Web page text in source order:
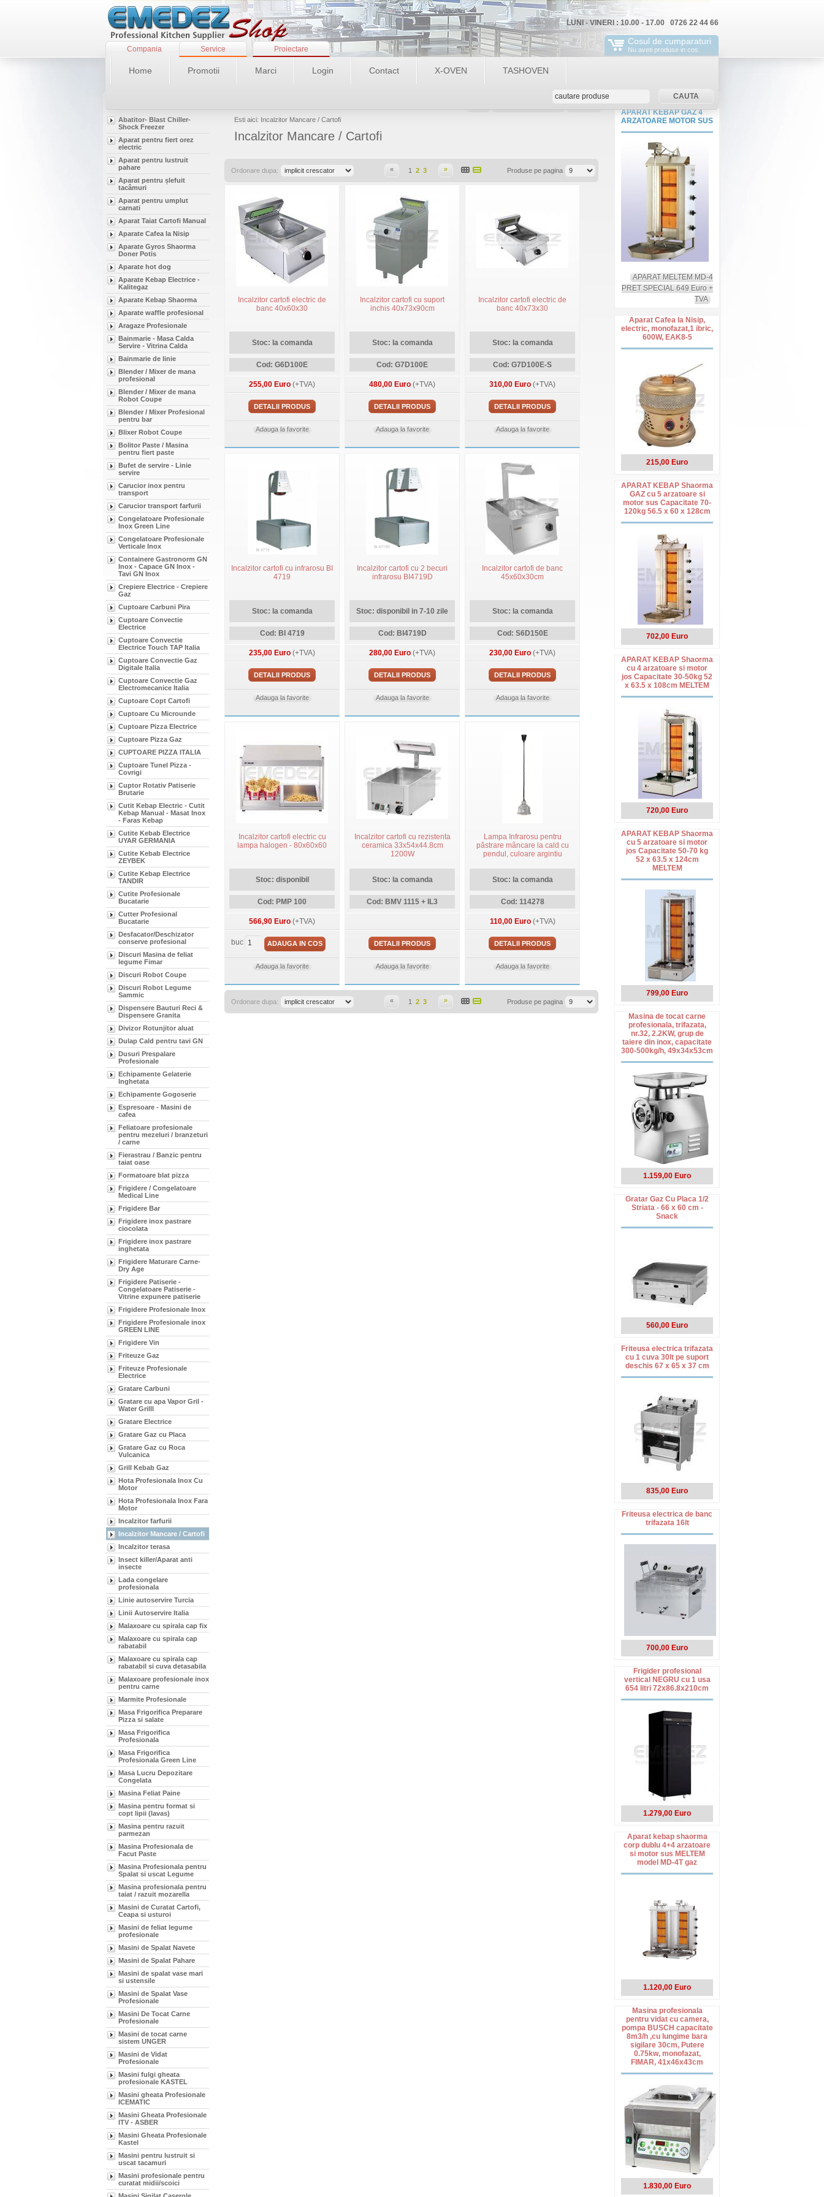
LUNI - VINERI : 10.00 - 17.00 0726 22 44 66
Cosul de cumparaturi
Nu aveti produse in cos.
Compania Service Proiectare
Home Promotii Marci Login Contact X-OVEN TASHOVEN
Abatitor- Blast Chiller-
Shock Freezer
Aparat pentru fiert orez
electric
Aparat pentru lustruit
pahare
Aparat pentru șlefuit
tacâmuri
Aparat pentru umplut
carnati
Aparat Taiat Cartofi Manual
Aparate Cafea la Nisip
Aparate Gyros Shaorma
Doner Potis
Aparate hot dog
Aparate Kebap Electrice -
Kalitegaz
Aparate Kebap Shaorma
Aparate waffle profesional
Aragaze Profesionale
Bainmarie - Masa Calda
Servire - Vitrina Calda
Bainmarie de linie
Blender / Mixer de mana
profesional
Blender / Mixer de mana
Robot Coupe
Blender / Mixer Profesional
pentru bar
Blixer Robot Coupe
Bolitor Paste / Masina
pentru fiert paste
Bufet de servire - Linie
servire
Carucior inox pentru
transport
Carucior transport farfurii
Congelatoare Profesionale
Inox Green Line
Congelatoare Profesionale
Verticale Inox
Containere Gastronorm GN
Inox - Capace GN Inox -
Tavi GN Inox
Crepiere Electrice - Crepiere
Gaz
Cuptoare Carbuni Pira
Cuptoare Convectie
Electrice
Cuptoare Convectie
Electrice Touch TAP Italia
Cuptoare Convectie Gaz
Digitale Italia
Cuptoare Convectie Gaz
Electromecanice Italia
Cuptoare Copt Cartofi
Cuptoare Cu Microunde
Cuptoare Pizza Electrice
Cuptoare Pizza Gaz
CUPTOARE PIZZA ITALIA
Cuptoare Tunel Pizza -
Covrigi
Cuptor Rotativ Patiserie
Brutarie
Cutit Kebap Electric - Cutit
Kebap Manual - Masat Inox
- Faras Kebap
Cutite Kebab Electrice
UYAR GERMANIA
Cutite Kebab Electrice
ZEYBEK
Cutite Kebap Electrice
TANDIR
Cutite Profesionale
Bucatarie
Cutter Profesional
Bucatarie
Desfacator/Deschizator
conserve profesional
Discuri Masina de feliat
legume Fimar
Discuri Robot Coupe
Discuri Robot Legume
Sammic
Dispensere Bauturi Reci &
Dispensere Granita
Divizor Rotunjitor aluat
Dulap Cald pentru tavi GN
Dusuri Prespalare
Profesionale
Echipamente Gelaterie
Inghetata
Echipamente Gogoserie
Espresoare - Masini de
cafea
Feliatoare profesionale
pentru mezeluri / branzeturi
/ carne
Fierastrau / Banzic pentru
taiat oase
Formatoare blat pizza
Frigidere / Congelatoare
Medical Line
Frigidere Bar
Frigidere inox pastrare
ciocolata
Frigidere inox pastrare
inghetata
Frigidere Maturare Carne-
Dry Age
Frigidere Patiserie -
Congelatoare Patiserie -
Vitrine expunere patiserie
Frigidere Profesionale Inox
Frigidere Profesionale inox
GREEN LINE
Frigidere Vin
Friteuze Gaz
Friteuze Profesionale
Electrice
Gratare Carbuni
Gratare cu apa Vapor Gril -
Water Grilll
Gratare Electrice
Gratare Gaz cu Placa
Gratare Gaz cu Roca
Vulcanica
Grill Kebab Gaz
Hota Profesionala Inox Cu
Motor
Hota Profesionala Inox Fara
Motor
Incalzitor farfurii
Incalzitor Mancare / Cartofi
Incalzitor terasa
Insect killer/Aparat anti
insecte
Lada congelare
profesionala
Linie autoservire Turcia
Linii Autoservire Italia
Malaxoare cu spirala cap fix
Malaxoare cu spirala cap
rabatabil
Malaxoare cu spirala cap
rabatabil si cuva detasabila
Malaxoare profesionale inox
pentru carne
Marmite Profesionale
Masa Frigorifica Preparare
Pizza si salate
Masa Frigorifica
Profesionala
Masa Frigorifica
Profesionala Green Line
Masa Lucru Depozitare
Congelata
Masina Feliat Paine
Masina pentru format si
copt lipii (lavas)
Masina pentru razuit
parmezan
Masina Profesionala de
Facut Paste
Masina Profesionala pentru
Spalat si uscat Legume
Masina profesionala pentru
taiat / razuit mozarella
Masini de Curatat Cartofi,
Ceapa si usturoi
Masini de feliat legume
profesionale
Masini de Spalat Navete
Masini de Spalat Pahare
Masini de spalat vase mari
si ustensile
Masini de Spalat Vase
Profesionale
Masini De Tocat Carne
Profesionale
Masini de tocat carne
sistem UNGER
Masini de Vidat
Profesionale
Masini fulgi gheata
profesionale KASTEL
Masini gheata Profesionale
ICEMATIC
Masini Gheata Profesionale
ITV - ASBER
Masini Gheata Profesionale
Kastel
Masini pentru lustruit si
uscat tacamuri
Masini profesionale pentru
curatat midii/scoici
Esti aici: Incalzitor Mancare / Cartofi
Incalzitor Mancare / Cartofi
Ordonare dupa: « 1 2 3 » Produse pe pagina
Incalzitor cartofi electric de
banc 40x60x30
Stoc: la comanda
Cod: G6D100E
255,00 Euro (+TVA)
DETALII PRODUS
Adauga la favorite
Incalzitor cartofi cu suport
inchis 40x73x90cm
Stoc: la comanda
Cod: G7D100E
480,00 Euro (+TVA)
DETALII PRODUS
Adauga la favorite
Incalzitor cartofi electric de
banc 40x73x30
Stoc: la comanda
Cod: G7D100E-S
310,00 Euro (+TVA)
DETALII PRODUS
Adauga la favorite
Incalzitor cartofi cu infrarosu BI
4719
Stoc: la comanda
Cod: BI 4719
235,00 Euro (+TVA)
DETALII PRODUS
Adauga la favorite
Incalzitor cartofi cu 2 becuri
infrarosu BI4719D
Stoc: disponibil in 7-10 zile
Cod: BI4719D
280,00 Euro (+TVA)
DETALII PRODUS
Adauga la favorite
Incalzitor cartofi de banc
45x60x30cm
Stoc: la comanda
Cod: S6D150E
230,00 Euro (+TVA)
DETALII PRODUS
Adauga la favorite
Incalzitor cartofi electric cu
lampa halogen - 80x60x60
Stoc: disponibil
Cod: PMP 100
566,90 Euro (+TVA)
buc ADAUGA IN COS
Adauga la favorite
Incalzitor cartofi cu rezistenta
ceramica 33x54x44.8cm
1200W
Stoc: la comanda
Cod: BMV 1115 + IL3
DETALII PRODUS
Adauga la favorite
Lampa Infrarosu pentru
păstrare mâncare la cald cu
pendul, culoare argintiu
Stoc: la comanda
Cod: 114278
110,00 Euro(+TVA)
DETALII PRODUS
Adauga la favorite
Ordonare dupa: « 1 2 3 » Produse pe pagina
APARAT KEBAP GAZ 4
ARZATOARE MOTOR SUS
APARAT MELTEM MD-4
PRET SPECIAL 649 Euro +
TVA
Aparat Cafea la Nisip,
electric, monofazat,1 ibric,
600W, EAK8-5
215,00 Euro
APARAT KEBAP Shaorma
GAZ cu 5 arzatoare si
motor sus Capacitate 70-
120kg 56.5 x 60 x 128cm
702,00 Euro
APARAT KEBAP Shaorma
cu 4 arzatoare si motor
jos Capacitate 30-50kg 52
x 63.5 x 108cm MELTEM
720,00 Euro
APARAT KEBAP Shaorma
cu 5 arzatoare si motor
jos Capacitate 50-70 kg
52 x 63.5 x 124cm
MELTEM
799,00 Euro
Masina de tocat carne
profesionala, trifazata,
nr.32, 2.2KW, grup de
taiere din inox, capacitate
300-500kg/h, 49x34x53cm
1.159,00 Euro
Gratar Gaz Cu Placa 1/2
Striata - 66 x 60 cm -
Snack
560,00 Euro
Friteusa electrica trifazata
cu 1 cuva 30lt pe suport
deschis 67 x 65 x 37 cm
835,00 Euro
Friteusa electrica de banc
trifazata 16lt
700,00 Euro
Frigider profesional
vertical NEGRU cu 1 usa
654 litri 72x86.8x210cm
1.279,00 Euro
Aparat kebap shaorma
corp dublu 4+4 arzatoare
si motor sus MELTEM
model MD-4T gaz
1.120,00 Euro
Masina profesionala
pentru vidat cu camera,
pompa BUSCH capacitate
8m3/h ,cu lungime bara
sigilare 30cm, Putere
0.75kw, monofazat,
FIMAR, 41x46x43cm
1.830,00 Euro